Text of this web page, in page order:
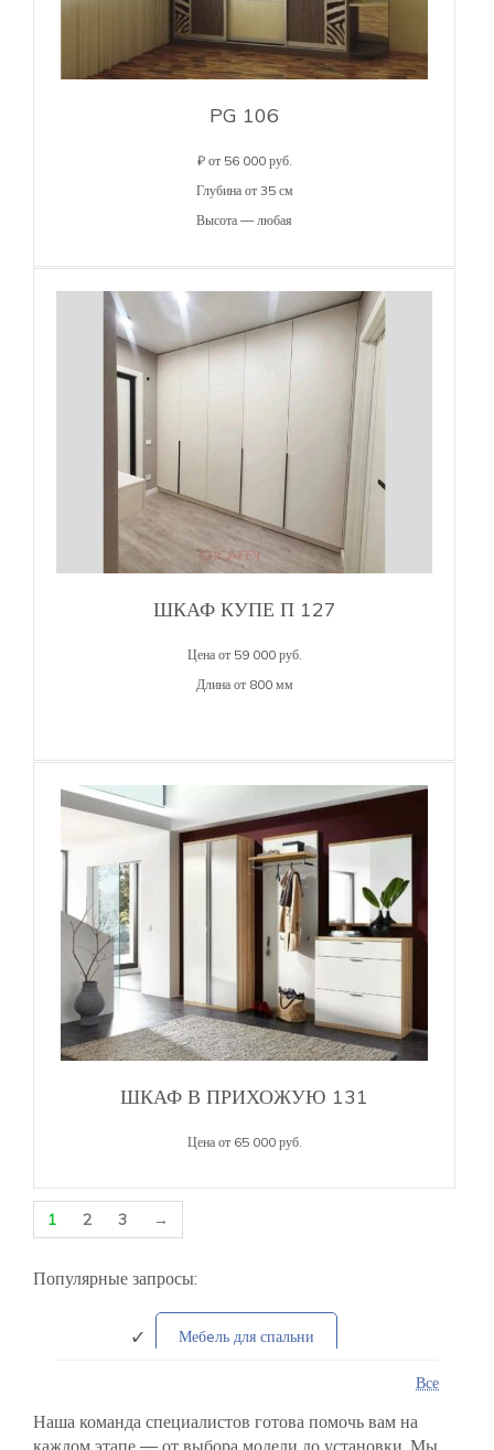
PG 106
₽ от 56 000 руб.
Глубина от 35 см
Высота — любая
ШКАФ КУПЕ П 127
Цена от 59 000 руб.
Длина от 800 мм
ШКАФ В ПРИХОЖУЮ 131
Цена от 65 000 руб.
1 2 3 →
Популярные запросы:
Мебeль для спальни
Все
Наша команда специалистов готова помочь вам на
каждом этапе — от выбора модели до установки. Мы